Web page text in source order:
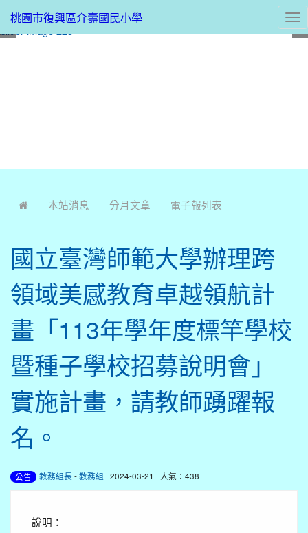
桃園市復興區介壽國民小學
本站消息 分月文章 電子報列表
國立臺灣師範大學辦理跨
領域美感教育卓越領航計
畫「113年學年度標竿學校
暨種子學校招募說明會」
實施計畫，請教師踴躍報
名。
公告 教務組長 -教務組 | 2024-03-21 | 人氣：438
說明：